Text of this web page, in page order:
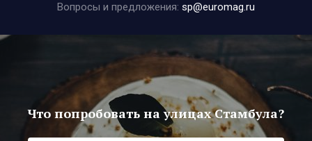
Вопросы и предложения: sp@euromag.ru
Что попробовать на улицах Стамбула?